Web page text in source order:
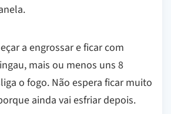
a engrossar e ficar com
mais ou menos uns 8
o fogo. Não espera ficar muito
ainda vai esfriar depois.